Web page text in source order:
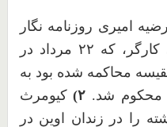
امیری روزنامه نگار
که ۲۲ مرداد در
محاکمه شده بود به
محکوم شد. ۲)کیومرث
را در زندان اوین در